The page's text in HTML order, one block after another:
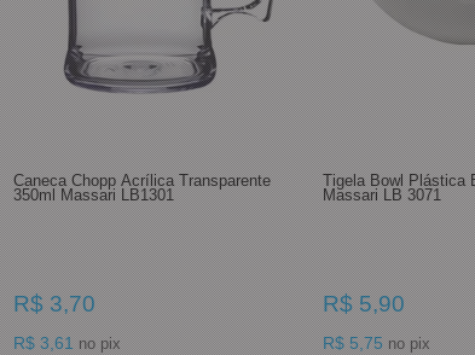
Caneca Chopp Acrílica Transparente
350ml Massari LB1301
R$ 3,70
R$ 3,61 no pix
Tigela Bowl Plástica
Massari LB 3071
R$ 5,90
R$ 5,75 no pix